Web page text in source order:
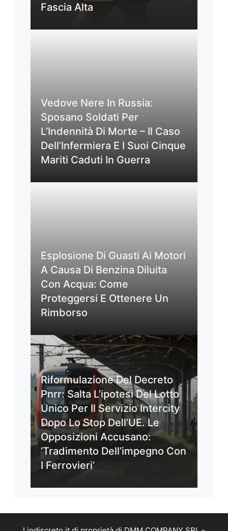
Fascia Alta
Vedove Nere In Russia:
Sposano Soldati Per
L’Indennità Di Morte – Il Caso
Dell’Infermiera E I Suoi Cinque
Mariti Caduti In Guerra
Esplosione Di Guasti Ai Motori
A Causa Di Benzina Diluita
Con Acqua: Come
Proteggersi E Ottenere Un
Rimborso
Riformulazione Del Decreto
Pnrr: Salta L’ipotesi Del Lotto
Unico Per Il Servizio Intercity
Dopo Lo Stop Dell’UE. Le
Opposizioni Accusano:
‘Tradimento Dell’impegno Con
I Ferrovieri’